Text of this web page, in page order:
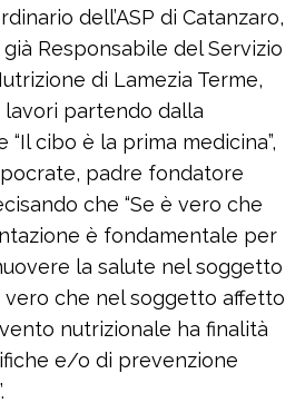
dell’ASP di Catanzaro,
già Responsabile del Servizio
di Lamezia Terme,
partendo dalla
cibo è la prima medicina”,
padre fondatore
che “Se è vero che
è fondamentale per
la salute nel soggetto
che nel soggetto affetto
nutrizionale ha finalità
e/o di prevenzione